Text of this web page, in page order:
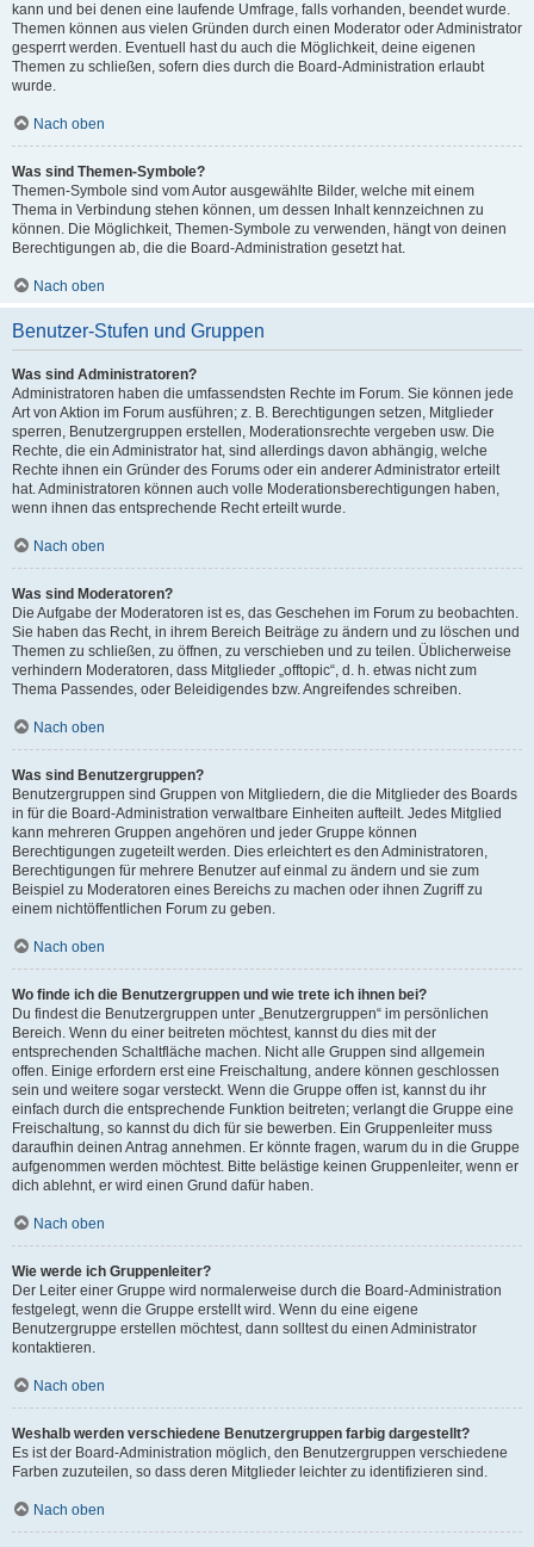
kann und bei denen eine laufende Umfrage, falls vorhanden, beendet wurde.
Themen können aus vielen Gründen durch einen Moderator oder Administrator
gesperrt werden. Eventuell hast du auch die Möglichkeit, deine eigenen
Themen zu schließen, sofern dies durch die Board-Administration erlaubt
wurde.
Nach oben
Was sind Themen-Symbole?
Themen-Symbole sind vom Autor ausgewählte Bilder, welche mit einem
Thema in Verbindung stehen können, um dessen Inhalt kennzeichnen zu
können. Die Möglichkeit, Themen-Symbole zu verwenden, hängt von deinen
Berechtigungen ab, die die Board-Administration gesetzt hat.
Nach oben
Benutzer-Stufen und Gruppen
Was sind Administratoren?
Administratoren haben die umfassendsten Rechte im Forum. Sie können jede
Art von Aktion im Forum ausführen; z. B. Berechtigungen setzen, Mitglieder
sperren, Benutzergruppen erstellen, Moderationsrechte vergeben usw. Die
Rechte, die ein Administrator hat, sind allerdings davon abhängig, welche
Rechte ihnen ein Gründer des Forums oder ein anderer Administrator erteilt
hat. Administratoren können auch volle Moderationsberechtigungen haben,
wenn ihnen das entsprechende Recht erteilt wurde.
Nach oben
Was sind Moderatoren?
Die Aufgabe der Moderatoren ist es, das Geschehen im Forum zu beobachten.
Sie haben das Recht, in ihrem Bereich Beiträge zu ändern und zu löschen und
Themen zu schließen, zu öffnen, zu verschieben und zu teilen. Üblicherweise
verhindern Moderatoren, dass Mitglieder „offtopic“, d. h. etwas nicht zum
Thema Passendes, oder Beleidigendes bzw. Angreifendes schreiben.
Nach oben
Was sind Benutzergruppen?
Benutzergruppen sind Gruppen von Mitgliedern, die die Mitglieder des Boards
in für die Board-Administration verwaltbare Einheiten aufteilt. Jedes Mitglied
kann mehreren Gruppen angehören und jeder Gruppe können
Berechtigungen zugeteilt werden. Dies erleichtert es den Administratoren,
Berechtigungen für mehrere Benutzer auf einmal zu ändern und sie zum
Beispiel zu Moderatoren eines Bereichs zu machen oder ihnen Zugriff zu
einem nichtöffentlichen Forum zu geben.
Nach oben
Wo finde ich die Benutzergruppen und wie trete ich ihnen bei?
Du findest die Benutzergruppen unter „Benutzergruppen“ im persönlichen
Bereich. Wenn du einer beitreten möchtest, kannst du dies mit der
entsprechenden Schaltfläche machen. Nicht alle Gruppen sind allgemein
offen. Einige erfordern erst eine Freischaltung, andere können geschlossen
sein und weitere sogar versteckt. Wenn die Gruppe offen ist, kannst du ihr
einfach durch die entsprechende Funktion beitreten; verlangt die Gruppe eine
Freischaltung, so kannst du dich für sie bewerben. Ein Gruppenleiter muss
daraufhin deinen Antrag annehmen. Er könnte fragen, warum du in die Gruppe
aufgenommen werden möchtest. Bitte belästige keinen Gruppenleiter, wenn er
dich ablehnt, er wird einen Grund dafür haben.
Nach oben
Wie werde ich Gruppenleiter?
Der Leiter einer Gruppe wird normalerweise durch die Board-Administration
festgelegt, wenn die Gruppe erstellt wird. Wenn du eine eigene
Benutzergruppe erstellen möchtest, dann solltest du einen Administrator
kontaktieren.
Nach oben
Weshalb werden verschiedene Benutzergruppen farbig dargestellt?
Es ist der Board-Administration möglich, den Benutzergruppen verschiedene
Farben zuzuteilen, so dass deren Mitglieder leichter zu identifizieren sind.
Nach oben